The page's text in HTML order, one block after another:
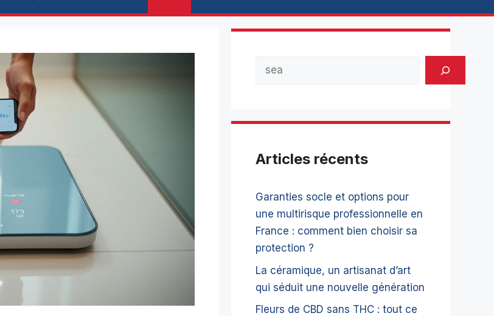
Articles récents
Garanties socle et options pour
une multirisque professionnelle en
France : comment bien choisir sa
protection ?
La céramique, un artisanat d’art
qui séduit une nouvelle génération
Fleurs de CBD sans THC : tout ce